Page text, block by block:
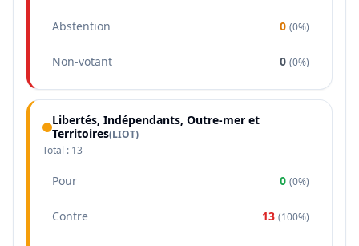
Abstention 0 (0%)
Non-votant 0 (0%)
Libertés, Indépendants, Outre-mer et
Territoires(LIOT)
Total : 13
Pour 0 (0%)
Contre 13 (100%)